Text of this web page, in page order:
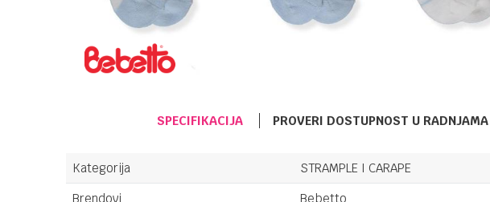
SPECIFIKACIJA PROVERI DOSTUPNOST U RADNJAMA
Kategorija
STRAMPLE I CARAPE
Brendovi
Bebetto